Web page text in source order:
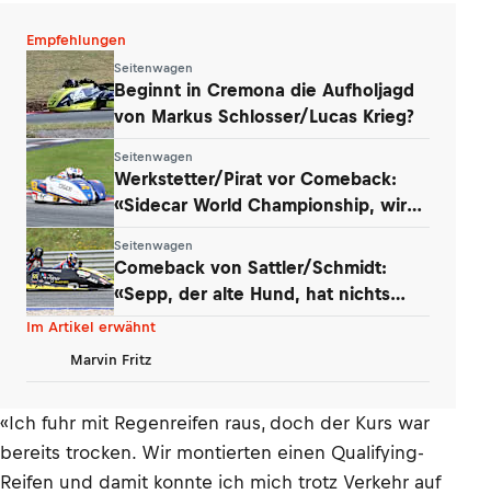
Empfehlungen
Seitenwagen
Beginnt in Cremona die Aufholjagd
von Markus Schlosser/Lucas Krieg?
Seitenwagen
Werkstetter/Pirat vor Comeback:
«Sidecar World Championship, wir
Seitenwagen
Comeback von Sattler/Schmidt:
«Sepp, der alte Hund, hat nichts
verlernt»
Im Artikel erwähnt
Marvin Fritz
«Ich fuhr mit Regenreifen raus, doch der Kurs war
bereits trocken. Wir montierten einen Qualifying-
Reifen und damit konnte ich mich trotz Verkehr auf